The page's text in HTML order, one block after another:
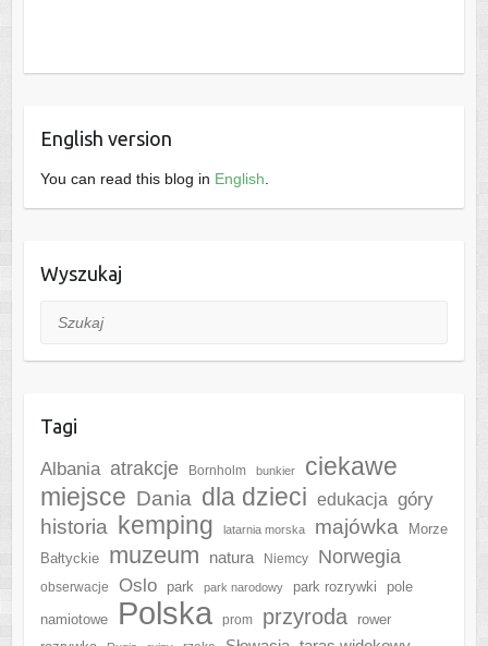
English version
You can read this blog in English.
Wyszukaj
Szukaj
Tagi
Albania atrakcje Bornholm bunkier
ciekawe
miejsce Dania dla dzieci edukacja góry
historia kemping latarnia morska majówka
Morze
Bałtyckie
muzeum natura Niemcy Norwegia
obserwacje Oslo park park narodowy park rozrywki
pole
namiotowe
Polska prom przyroda
rower